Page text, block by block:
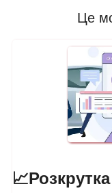
Це